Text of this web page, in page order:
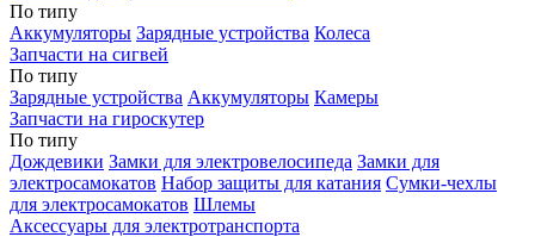
По типу
Аккумуляторы Зарядные устройства Колеса
Запчасти на сигвей
По типу
Зарядные устройства Аккумуляторы Камеры
Запчасти на гироскутер
По типу
Дождевики Замки для электровелосипеда Замки для
электросамокатов Набор защиты для катания Сумки-чехлы
для электросамокатов Шлемы
Аксессуары для электротранспорта